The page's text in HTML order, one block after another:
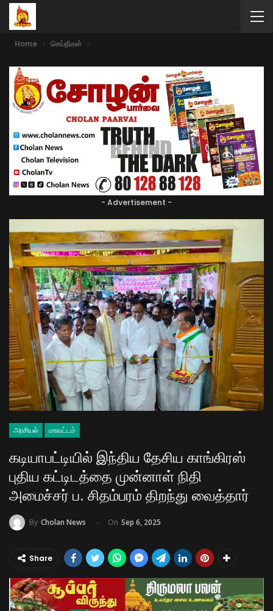
Home செய்திகள்
- Advertisement -
அரசியல் மாவட்டம்
கடியாபட்டியில் இந்திய தேசிய காங்கிரஸ்
புதிய கட்டிடத்தை முன்னாள் நிதி
அமைச்சர் ப. சிதம்பரம் திறந்து வைத்தார்
By Cholan News On Sep 6, 2025
Share